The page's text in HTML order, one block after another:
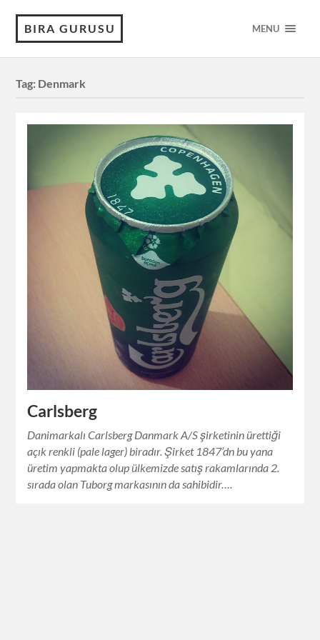
BIRA GURUSU MENU
Tag: Denmark
Carlsberg
Danimarkalı Carlsberg Danmark A/S şirketinin ürettiği
açık renkli (pale lager) biradır. Şirket 1847’dn bu yana
üretim yapmakta olup ülkemizde satış rakamlarında 2.
sırada olan Tuborg markasının da sahibidir….